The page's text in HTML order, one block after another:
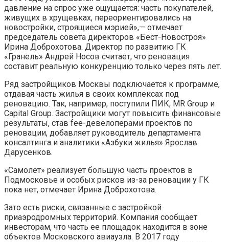
давление на спрос уже ощущается: часть покупателей,
живущих в хрущевках, переориентировались на
новостройки, строящиеся мэрией»,— отмечает
председатель совета директоров «Бест-Новостроя»
Ирина Доброхотова. Директор по развитию ГК
«Гранель» Андрей Носов считает, что реновация
составит реальную конкуренцию только через пять лет.
Ряд застройщиков Москвы подключается к программе,
отдавая часть жилья в своих комплексах под
реновацию. Так, например, поступили ПИК, MR Group и
Capital Group. Застройщики могут повысить финансовые
результаты, став fee-девелоперами проектов по
реновации, добавляет руководитель департамента
консалтинга и аналитики «Азбуки жилья» Ярослав
Дарусенков.
«Самолет» реализует большую часть проектов в
Подмосковье и особых рисков из-за реновации у ГК
пока нет, отмечает Ирина Доброхотова.
Зато есть риски, связанные с застройкой
приаэродромных территорий. Компания сообщает
инвесторам, что часть ее площадок находится в зоне
объектов Московского авиаузла. В 2017 году